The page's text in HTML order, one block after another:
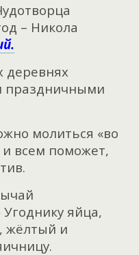
– Никола
деревнях
праздничными
молиться «во
и всем поможет,
яйца,
жёлтый и